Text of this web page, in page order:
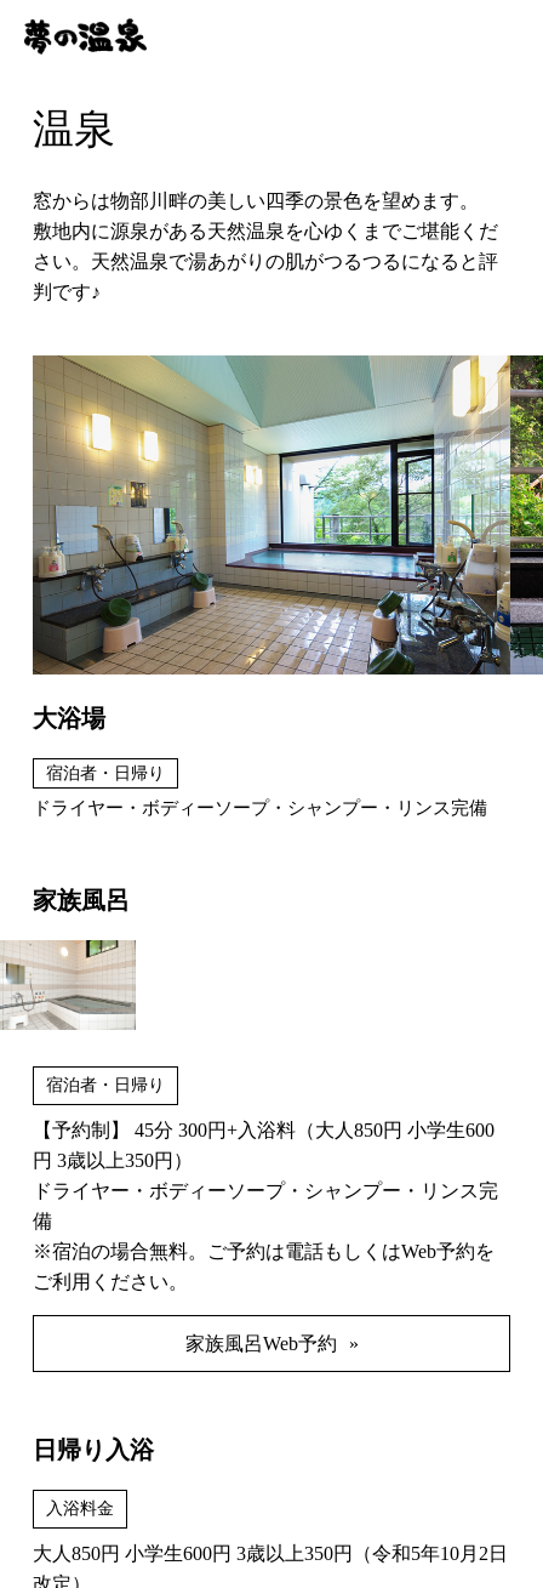
温泉
窓からは物部川畔の美しい四季の景色を望めます。
敷地内に源泉がある天然温泉を心ゆくまでご堪能くだ
さい。天然温泉で湯あがりの肌がつるつるになると評
判です♪
大浴場
宿泊者・日帰り
ドライヤー・ボディーソープ・シャンプー・リンス完備
家族風呂
宿泊者・日帰り
【予約制】 45分 300円+入浴料（大人850円 小学生600
円 3歳以上350円）
ドライヤー・ボディーソープ・シャンプー・リンス完
備
※宿泊の場合無料。ご予約は電話もしくはWeb予約を
ご利用ください。
家族風呂Web予約
日帰り入浴
入浴料金
大人850円 小学生600円 3歳以上350円（令和5年10月2日
改定）